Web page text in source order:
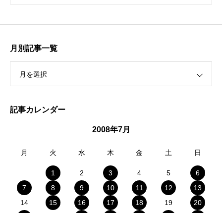
月別記事一覧
月を選択
記事カレンダー
2008年7月
月 火 水 木 金 土 日
1 2 3 4 5
6
7
8 9 10 11 12
13
14
15 16 17 18 19
20